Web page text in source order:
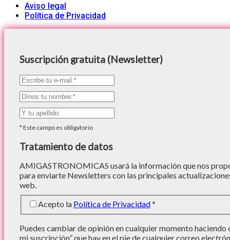
Aviso legal
Política de Privacidad
Suscripción gratuita (Newsletter)
*Este campo es obligatorio
Tratamiento de datos
AMIGASTRONOMICAS usará la información que nos
para enviarte Newsletters con las principales
web.
Acepto la Política de Privacidad*
Puedes cambiar de opinión en cualquier momento haciendo
mi suscripción” que hay en el pie de cualquier correo